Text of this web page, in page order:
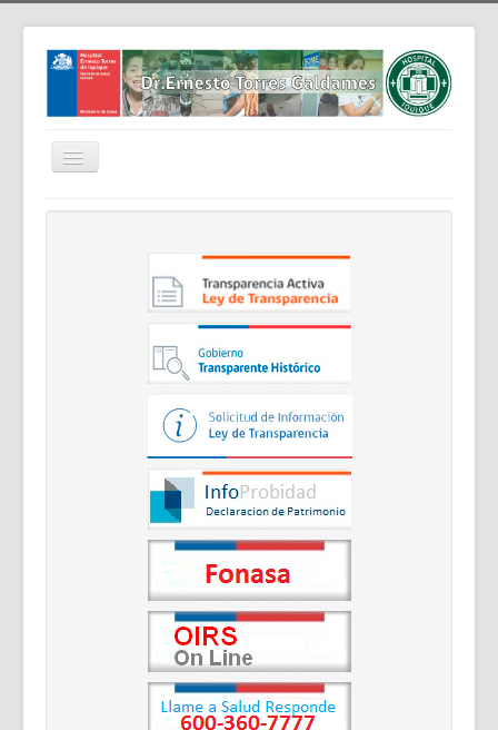
Cambiar
navegación
Home
Trabaja Con Nosotros
Gestión de Personas
Documentos Destacados